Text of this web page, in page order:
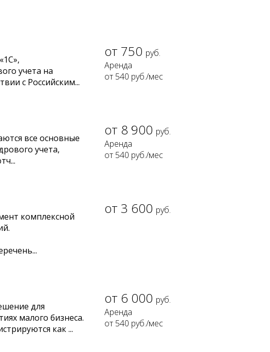
учета на
с Российским...
750 руб.
от 540 руб./мес
все основные
учета,
8 900 руб.
от 540 руб./мес
комплексной
3 600 руб.
для
малого бизнеса.
как ...
6 000 руб.
от 540 руб./мес